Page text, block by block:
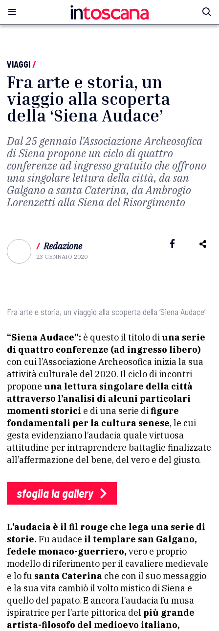
VIAGGI/
Fra arte e storia, un
viaggio alla scoperta
della ‘Siena Audace’
Dal 25 gennaio l’Associazione Archeosofica
di Siena propone un ciclo di quattro
conferenze ad ingresso gratuito che offrono
una singolare lettura della città, da san
Galgano a santa Caterina, da Ambrogio
Lorenzetti alla Siena del Risorgimento
/ Redazione
23 GENNAIO 2020
Fra arte e storia, un viaggio alla scoperta della ‘Siena Audace’
“Siena Audace”: è questo il titolo di una serie
di quattro conferenze (ad ingresso libero)
con cui l’Associazione Archeosofica inizia la sua
attività culturale del 2020. Il ciclo di incontri
propone una lettura singolare della città
attraverso l’analisi di alcuni particolari
momenti storici e di una serie difigure
fondamentali per la cultura senese, le cui
gesta evidenziano l’audacia quale virtuosa
attitudine per intraprendere battaglie finalizzate
all’affermazione del bene, del vero e del giusto.
sfoglia la gallery
L’audacia è il fil rouge che lega una serie di
storie. Fu audace il templare san Galgano,
fedele monaco-guerriero, vero e proprio
modello di riferimento per il cavaliere medievale
e lo fu santa Caterina che con il suo messaggio
e la sua vita cambiò il volto mistico di Siena e
quello del papato. E ancora l’audacia fu musa
ispiratrice per l’arte pittorica del più grande
artista-filosofo del medioevo italiano,